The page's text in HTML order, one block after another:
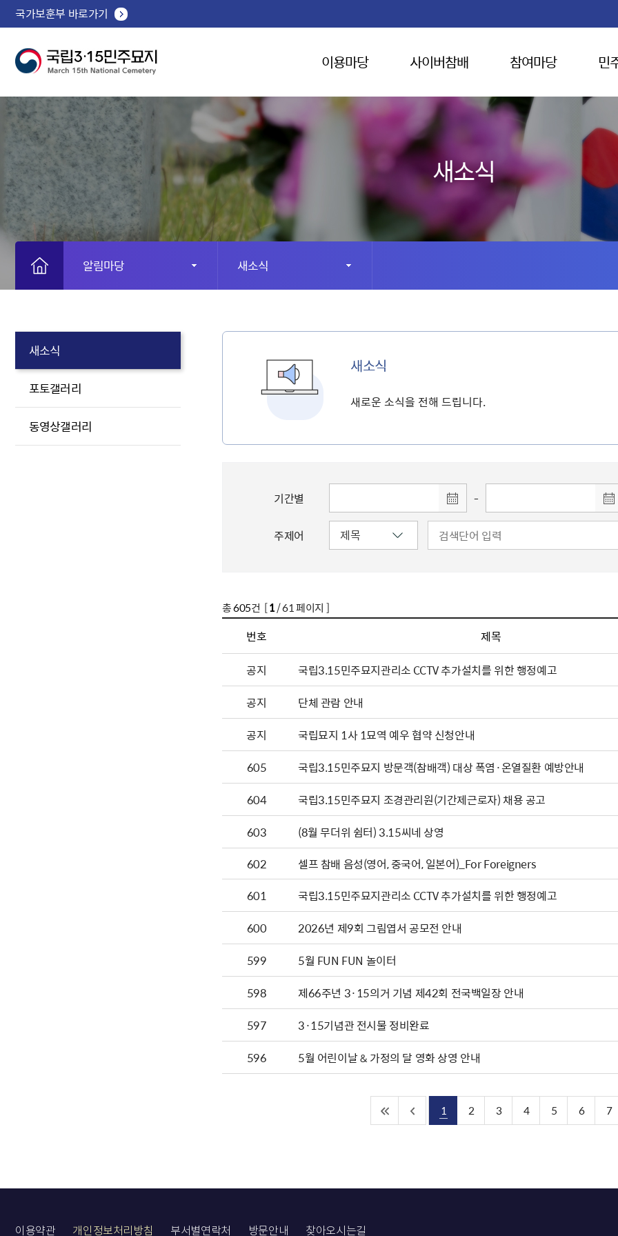
국가보훈부 바로가기
이용마당 사이버참배 참여마당 민
새소식
알림마당 새소식
새소식
포토갤러리
동영상갤러리
새소식
새로운 소식을 전해 드립니다.
기간별 -
주제어
총605건 [1/ 61 페이지 ]
번호 제목
공지
국립3.15민주묘지관리소 CCTV 추가설치를 위한 행정예고
공지
단체 관람 안내
공지
국립묘지 1사 1묘역 예우 협약 신청안내
605
국립3.15민주묘지 방문객(참배객) 대상 폭염·온열질환 예방안내
604
국립3.15민주묘지 조경관리원(기간제근로자) 채용 공고
603
(8월 무더위 쉼터) 3.15씨네 상영
602
셀프 참배 음성(영어, 중국어, 일본어)_For Foreigners
601
국립3.15민주묘지관리소 CCTV 추가설치를 위한 행정예고
600
2026년 제9회 그림엽서 공모전 안내
599
5월 FUN FUN 놀이터
598
제66주년 3·15의거 기념 제42회 전국백일장 안내
597
3·15기념관 전시물 정비완료
596
5월 어린이날 & 가정의 달 영화 상영 안내
1 2 3 4 5 6 7
이용약관 개인정보처리방침 부서별연락처 방문안내 찾아오시는길